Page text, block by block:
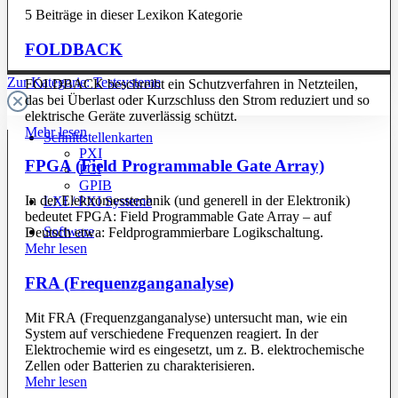
Zur Kategorie: Testsysteme
Schnittstellenkarten
PXI
PCI
GPIB
LXI / PXI Systeme
Software
5 Beiträge in dieser Lexikon Kategorie
FOLDBACK
FOLDBACK beschreibt ein Schutzverfahren in Netzteilen,
das bei Überlast oder Kurzschluss den Strom reduziert und so
elektrische Geräte zuverlässig schützt.
Mehr lesen
FPGA (Field Programmable Gate Array)
In der Elektromesstechnik (und generell in der Elektronik)
bedeutet FPGA: Field Programmable Gate Array – auf
Deutsch etwa: Feldprogrammierbare Logikschaltung.
Mehr lesen
FRA (Frequenzganganalyse)
Mit FRA (Frequenzganganalyse) untersucht man, wie ein
System auf verschiedene Frequenzen reagiert. In der
Elektrochemie wird es eingesetzt, um z. B. elektrochemische
Zellen oder Batterien zu charakterisieren.
Mehr lesen